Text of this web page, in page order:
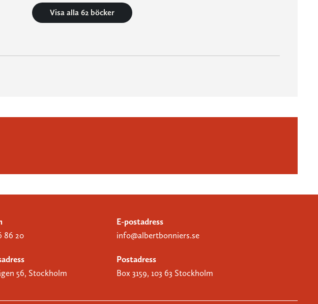
Visa alla 62 böcker
86 20
E-postadress
info@albertbonniers.se
56, Stockholm
Postadress
Box 3159, 103 63 Stockholm